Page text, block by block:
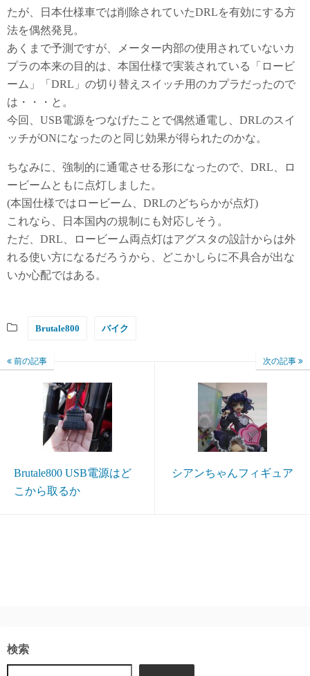
たが、日本仕様車では削除されていたDRLを有効にする方
法を偶然発見。
あくまで予測ですが、メーター内部の使用されていないカ
プラの本来の目的は、本国仕様で実装されている「ロービ
ーム」「DRL」の切り替えスイッチ用のカプラだったので
は・・・と。
今回、USB電源をつなげたことで偶然通電し、DRLのスイ
ッチがONになったのと同じ効果が得られたのかな。
ちなみに、強制的に通電させる形になったので、DRL、ロ
ービームともに点灯しました。
(本国仕様ではロービーム、DRLのどちらかが点灯)
これなら、日本国内の規制にも対応しそう。
ただ、DRL、ロービーム両点灯はアグスタの設計からは外
れる使い方になるだろうから、どこかしらに不具合が出な
いか心配ではある。
Brutale800 バイク
前の記事
Brutale800 USB電源はど
こから取るか
次の記事
シアンちゃんフィギュア
検索